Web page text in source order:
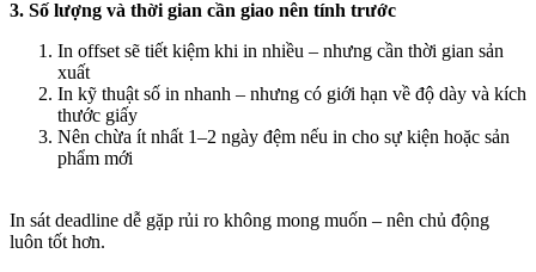
3. Số lượng và thời gian cần giao nên tính trước
In offset sẽ tiết kiệm khi in nhiều – nhưng cần thời gian sản
xuất
In kỹ thuật số in nhanh – nhưng có giới hạn về độ dày và kích
thước giấy
Nên chừa ít nhất 1–2 ngày đệm nếu in cho sự kiện hoặc sản
phẩm mới
In sát deadline dễ gặp rủi ro không mong muốn – nên chủ động
luôn tốt hơn.